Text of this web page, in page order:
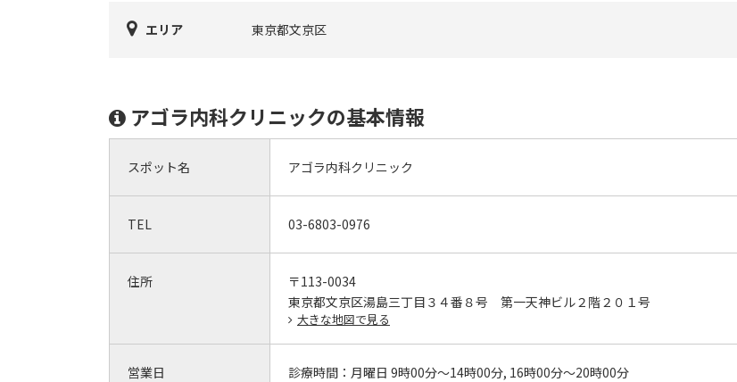
エリア 東京都文京区
アゴラ内科クリニックの基本情報
スポット名 アゴラ内科クリニック
TEL 03-6803-0976
住所
〒113-0034
東京都文京区湯島三丁目３４番８号 第一天神ビル２階２０１号
大きな地図で見る
営業日 診療時間： 月曜日 9時00分～14時00分, 16時00分～20時00分